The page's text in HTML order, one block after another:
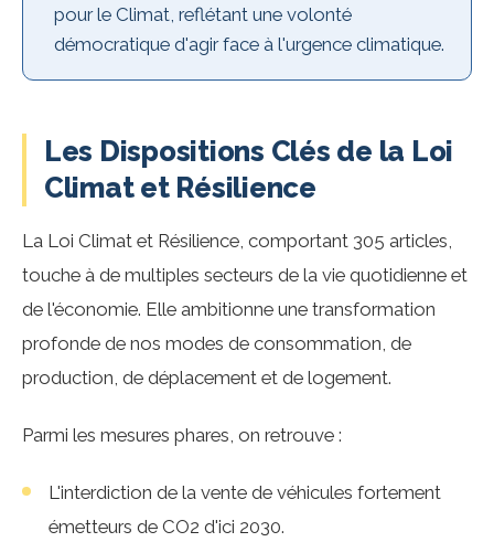
pour le Climat, reflétant une volonté
démocratique d'agir face à l'urgence climatique.
Les Dispositions Clés de la Loi
Climat et Résilience
La Loi Climat et Résilience, comportant 305 articles,
touche à de multiples secteurs de la vie quotidienne et
de l'économie. Elle ambitionne une transformation
profonde de nos modes de consommation, de
production, de déplacement et de logement.
Parmi les mesures phares, on retrouve :
L'interdiction de la vente de véhicules fortement
émetteurs de CO2 d'ici 2030.